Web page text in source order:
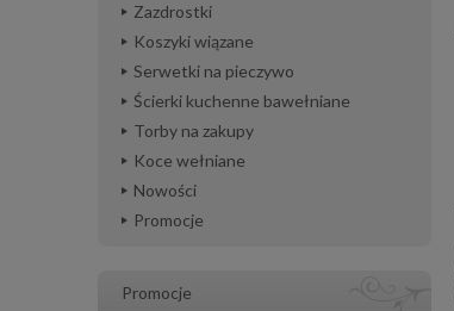
Zazdrostki
Koszyki wiązane
Serwetki na pieczywo
Ścierki kuchenne bawełniane
Torby na zakupy
Koce wełniane
Nowości
Promocje
Promocje